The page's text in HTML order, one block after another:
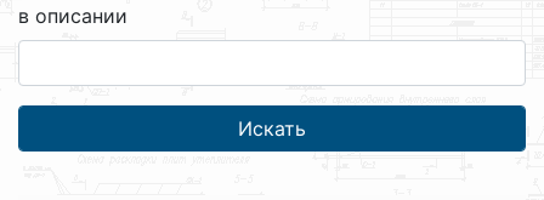
в описании